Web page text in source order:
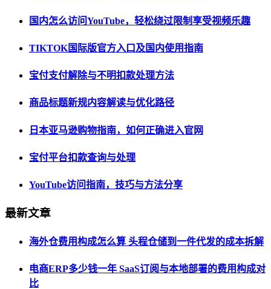
国内怎么访问YouTube，轻松绕过限制享受视频乐趣
TIKTOK国际版官方入口及国内使用指南
宝付支付解除与不明扣款处理方法
商品标题新规内容解读与优化路径
日本亚马逊购物指南，如何正确进入官网
宝付平台扣款查询与处理
YouTube访问指南，技巧与方法分享
最新文章
海外仓费用构成怎么算 头程仓储到一件代发的成本拆解
电商ERP多少钱一年 SaaS订阅与本地部署的费用构成对
比